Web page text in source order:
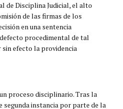
de Disciplina Judicial, el alto
de las firmas de los
en una sentencia
procedimental de tal
sin efecto la providencia
proceso disciplinario. Tras la
segunda instancia por parte de la